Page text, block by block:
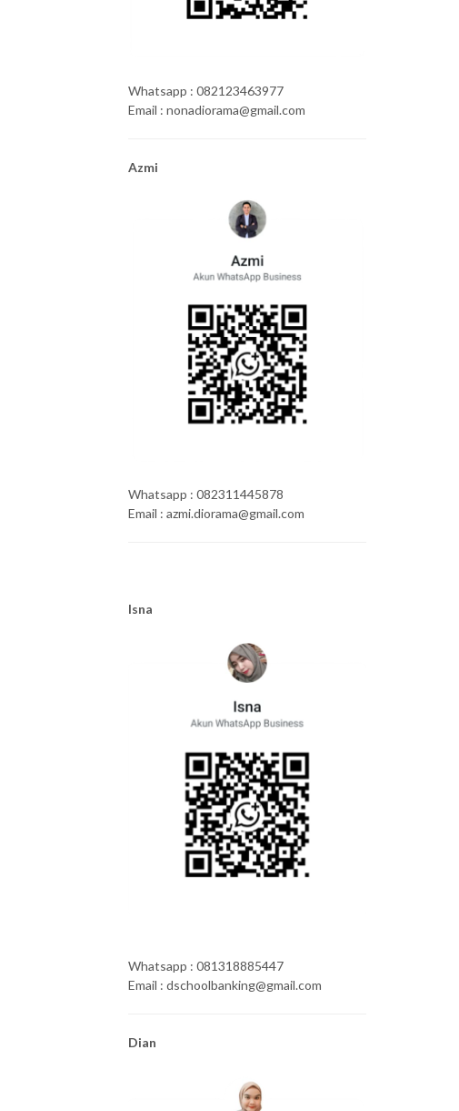
Whatsapp : 082123463977
Email : nonadiorama@gmail.com
Azmi
Whatsapp : 082311445878
Email : azmi.diorama@gmail.com
Isna
Whatsapp : 081318885447
Email : dschoolbanking@gmail.com
Dian